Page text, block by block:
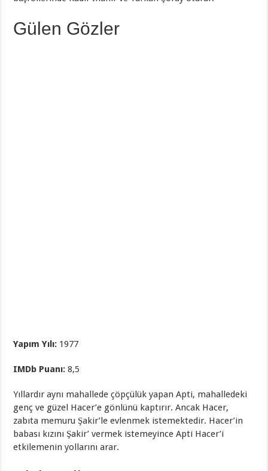
Gülen Gözler
Yapım Yılı: 1977
IMDb Puanı: 8,5
Yıllardır aynı mahallede çöpçülük yapan Apti, mahalledeki
genç ve güzel Hacer’e gönlünü kaptırır. Ancak Hacer,
zabıta memuru Şakir’le evlenmek istemektedir. Hacer’in
babası kızını Şakir’ vermek istemeyince Apti Hacer’i
etkilemenin yollarını arar.